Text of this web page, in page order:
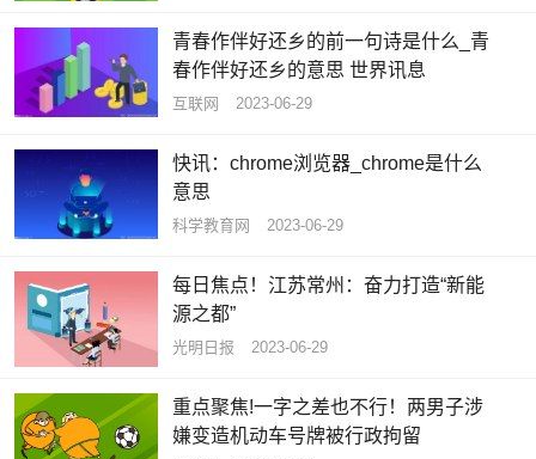
青春作伴好还乡的前一句诗是什么_青
春作伴好还乡的意思 世界讯息
互联网 2023-06-29
快讯：chrome浏览器_chrome是什么
意思
科学教育网 2023-06-29
每日焦点！江苏常州：奋力打造“新能
源之都”
光明日报 2023-06-29
重点聚焦!一字之差也不行！两男子涉
嫌变造机动车号牌被行政拘留